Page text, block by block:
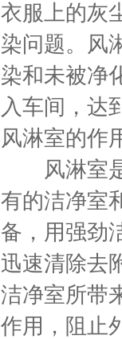
衣服上的灰
染问题。风
染和未被净
入车间，达
风淋室的作
风淋室是
有的洁净室
备，用强劲
迅速清除去
洁净室所带
作用，阻止